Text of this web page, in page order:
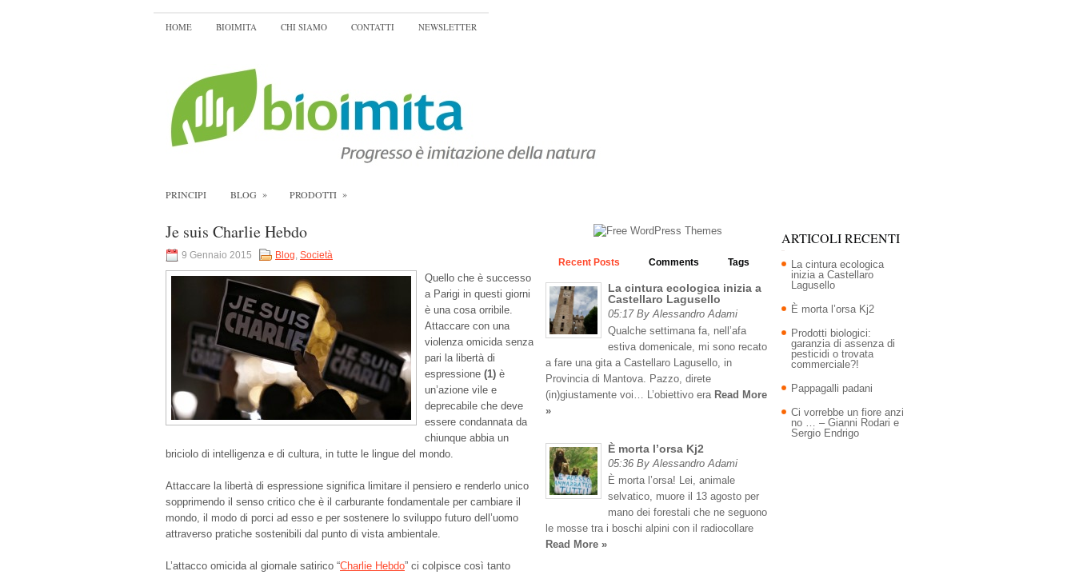
HOME BIOIMITA CHI SIAMO CONTATTI NEWSLETTER
PRINCIPI BLOG » PRODOTTI »
Je suis Charlie Hebdo
9 Gennaio 2015 Blog, Società
Quello che è successo
a Parigi in questi giorni
è una cosa orribile.
Attaccare con una
violenza omicida senza
pari la libertà di
espressione (1) è
un’azione vile e
deprecabile che deve
essere condannata da
chiunque abbia un
briciolo di intelligenza e di cultura, in tutte le lingue del mondo.
Attaccare la libertà di espressione significa limitare il pensiero e renderlo unico
sopprimendo il senso critico che è il carburante fondamentale per cambiare il
mondo, il modo di porci ad esso e per sostenere lo sviluppo futuro dell’uomo
attraverso pratiche sostenibili dal punto di vista ambientale.
L’attacco omicida al giornale satirico “Charlie Hebdo” ci colpisce così tanto
Recent Posts Comments Tags
La cintura ecologica inizia a
Castellaro Lagusello
05:17 By Alessandro Adami
Qualche settimana fa, nell’afa
estiva domenicale, mi sono recato
a fare una gita a Castellaro Lagusello, in
Provincia di Mantova. Pazzo, direte
(in)giustamente voi… L’obiettivo era Read More
»
È morta l’orsa Kj2
05:36 By Alessandro Adami
È morta l’orsa! Lei, animale
selvatico, muore il 13 agosto per
mano dei forestali che ne seguono
le mosse tra i boschi alpini con il radiocollare
Read More »
ARTICOLI RECENTI
La cintura ecologica
inizia a Castellaro
Lagusello
È morta l’orsa Kj2
Prodotti biologici:
garanzia di assenza di
pesticidi o trovata
commerciale?!
Pappagalli padani
Ci vorrebbe un fiore anzi
no … – Gianni Rodari e
Sergio Endrigo